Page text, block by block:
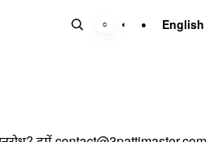
○ ◐ ● English